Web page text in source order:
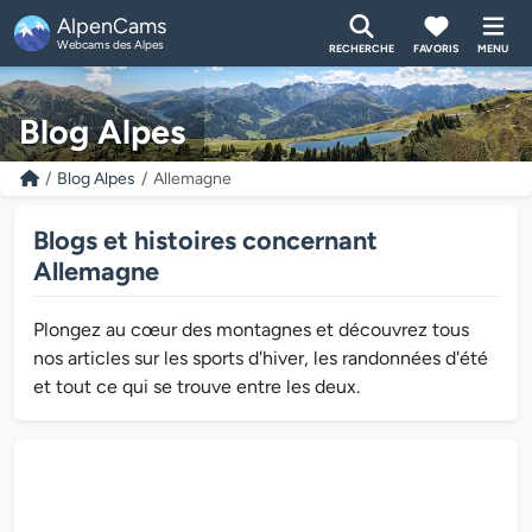
AlpenCams
Webcams des Alpes RECHERCHE FAVORIS MENU
Blog Alpes
Blog Alpes Allemagne
Blogs et histoires concernant
Allemagne
Plongez au cœur des montagnes et découvrez tous
nos articles sur les sports d'hiver, les randonnées d'été
et tout ce qui se trouve entre les deux.